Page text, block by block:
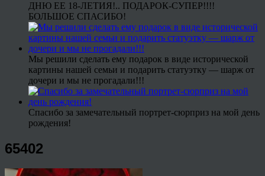
ДНЮ ЕЕ 18-ЛЕТИЯ!.. ПОДАРОК-СУПЕР!!!!
БОЛЬШОЕ СПАСИБО!
Мы решили сделать ему подарок в виде исторической
картины нашей семьи и подарить статуэтку — шарж от
дочери и мы не прогадали!!!
Спасибо за замечательный портрет-сюрприз на мой день
рождения!
65402